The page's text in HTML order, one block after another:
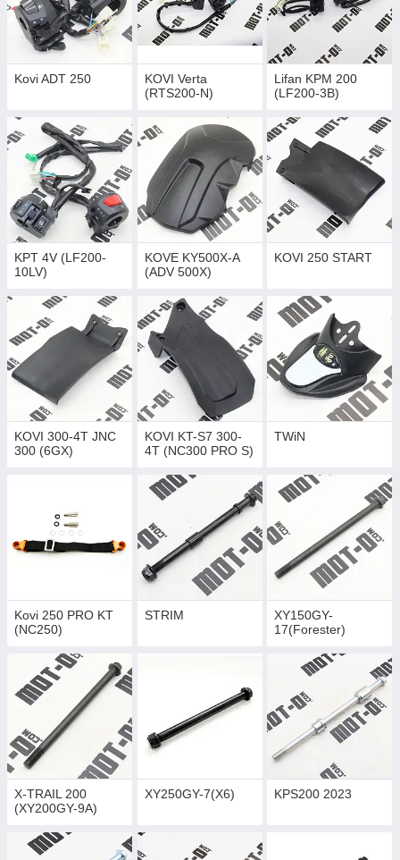
Kovi ADT 250
KOVI Verta
(RTS200-N)
Lifan KPM 200
(LF200-3B)
KPT 4V (LF200-
10LV)
KOVE KY500X-A
(ADV 500X)
KOVI 250 START
KOVI 300-4T JNC
300 (6GX)
KOVI KT-S7 300-
4Т (NC300 PRO S)
TWiN
Kovi 250 PRO KT
(NC250)
STRIM
XY150GY-
17(Forester)
X-TRAIL 200
(XY200GY-9A)
XY250GY-7(X6) KPS200 2023